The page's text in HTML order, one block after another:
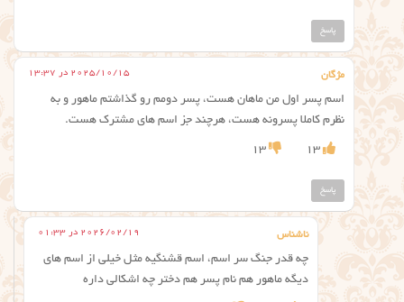
پاسخ
مژگان 2025/10/15 در 13:37
اسم پسر اول من ماهان هست، پسر دومم رو گذاشتم ماهور و به
نظرم کاملا پسرونه هست، هرچند جز اسم های مشترک هست.
13
13
پاسخ
ناشناس 2026/02/19 در 01:33
چه قدر جنگ سر اسم، اسم قشنگیه مثل خیلی از اسم های
دیگه ماهور هم نام پسر هم دختر چه اشکالی داره